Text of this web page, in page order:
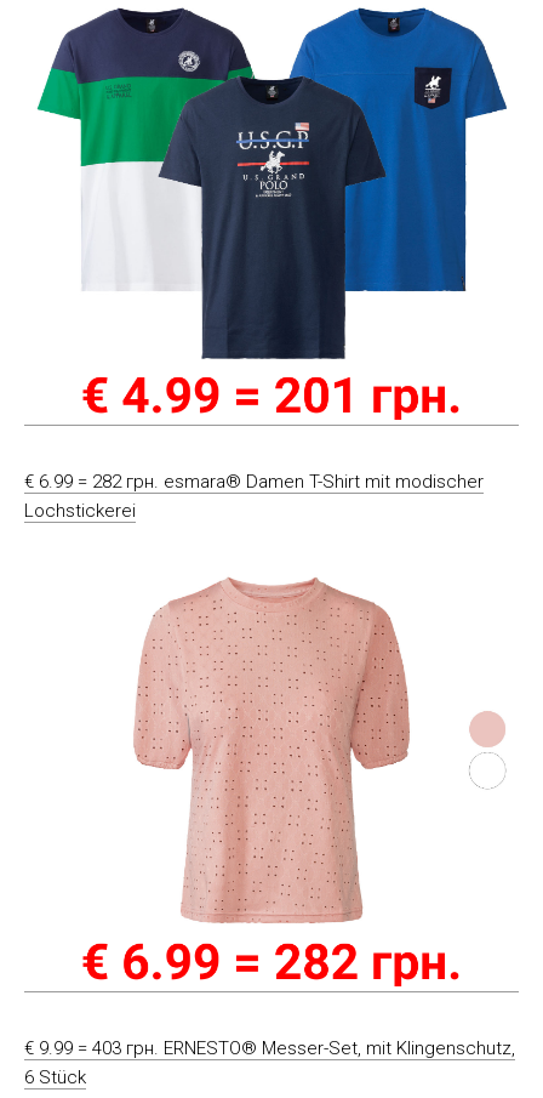
€ 6.99 = 282 грн. esmara® Damen T-Shirt mit modischer
Lochstickerei
€ 9.99 = 403 грн. ERNESTO® Messer-Set, mit Klingenschutz,
6 Stück